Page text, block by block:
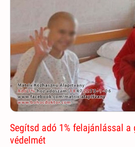
Segítsd adó 1% felajánlással a
védelmét